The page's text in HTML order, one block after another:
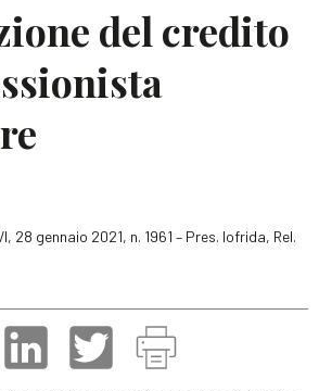
del credito
28 gennaio 2021, n. 1961 – Pres. Iofrida, Rel.